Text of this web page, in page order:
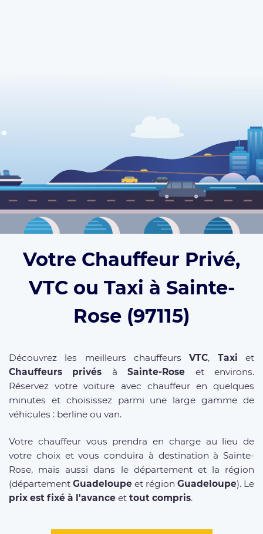
Votre Chauffeur Privé,
VTC ou Taxi à Sainte-
Rose (97115)
Découvrez les meilleurs chauffeursVTC, Taxi et
Chauffeurs privés àSainte-Rose et environs.
Réservez votre voiture avec chauffeur en quelques
minutes et choisissez parmi une large gamme de
véhicules : berline ou van.
Votre chauffeur vous prendra en charge au lieu de
votre choix et vous conduira à destination à Sainte-
Rose, mais aussi dans le département et la région
(département Guadeloupe et région Guadeloupe). Le
prix est fixé à l'avance et tout compris.